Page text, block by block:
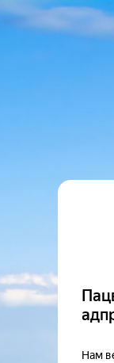
Нам